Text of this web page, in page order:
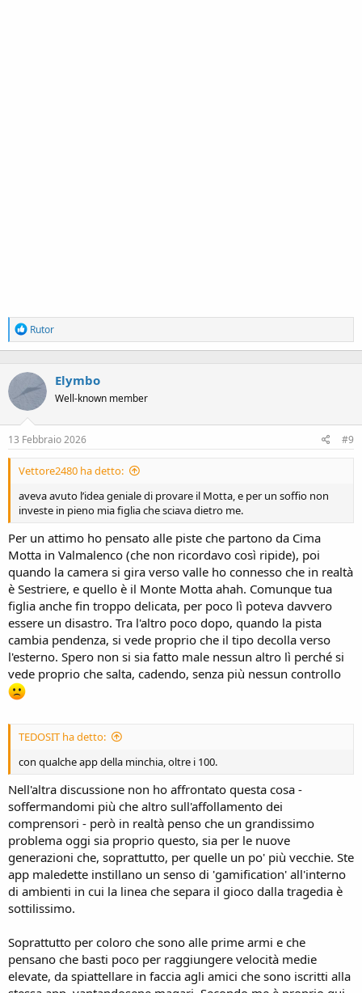
R
e
a
i
n
:
Rutor
Elymbo
Well-known member
13 Febbraio 2026 #9
Vettore2480 ha detto:
aveva avuto l’idea geniale di provare il Motta, e per un soffio non
investe in pieno mia figlia che sciava dietro me.
Per un attimo ho pensato alle piste che partono da Cima
Motta in Valmalenco (che non ricordavo così ripide), poi
quando la camera si gira verso valle ho connesso che in realtà
è Sestriere, e quello è il Monte Motta ahah. Comunque tua
figlia anche fin troppo delicata, per poco lì poteva davvero
essere un disastro. Tra l'altro poco dopo, quando la pista
cambia pendenza, si vede proprio che il tipo decolla verso
l'esterno. Spero non si sia fatto male nessun altro lì perché si
vede proprio che salta, cadendo, senza più nessun controllo
TEDOSIT ha detto:
con qualche app della minchia, oltre i 100.
Nell'altra discussione non ho affrontato questa cosa -
soffermandomi più che altro sull'affollamento dei
comprensori - però in realtà penso che un grandissimo
problema oggi sia proprio questo, sia per le nuove
generazioni che, soprattutto, per quelle un po' più vecchie. Ste
app maledette instillano un senso di 'gamification' all'interno
di ambienti in cui la linea che separa il gioco dalla tragedia è
sottilissimo.
Soprattutto per coloro che sono alle prime armi e che
pensano che basti poco per raggiungere velocità medie
elevate, da spiattellare in faccia agli amici che sono iscritti alla